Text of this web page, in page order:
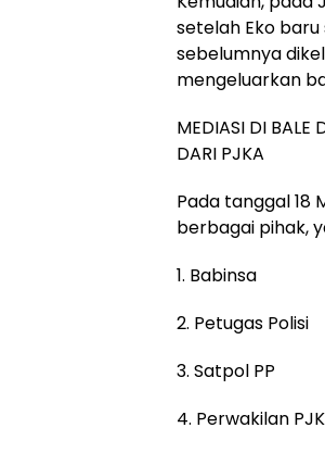
setelah Eko
sebelumnya
mengeluarkan
MEDIASI DI BALE
DARI PJKA
Pada tanggal 18
berbagai pihak,
1. Babinsa
2. Petugas Polisi
3. Satpol PP
4. Perwakilan